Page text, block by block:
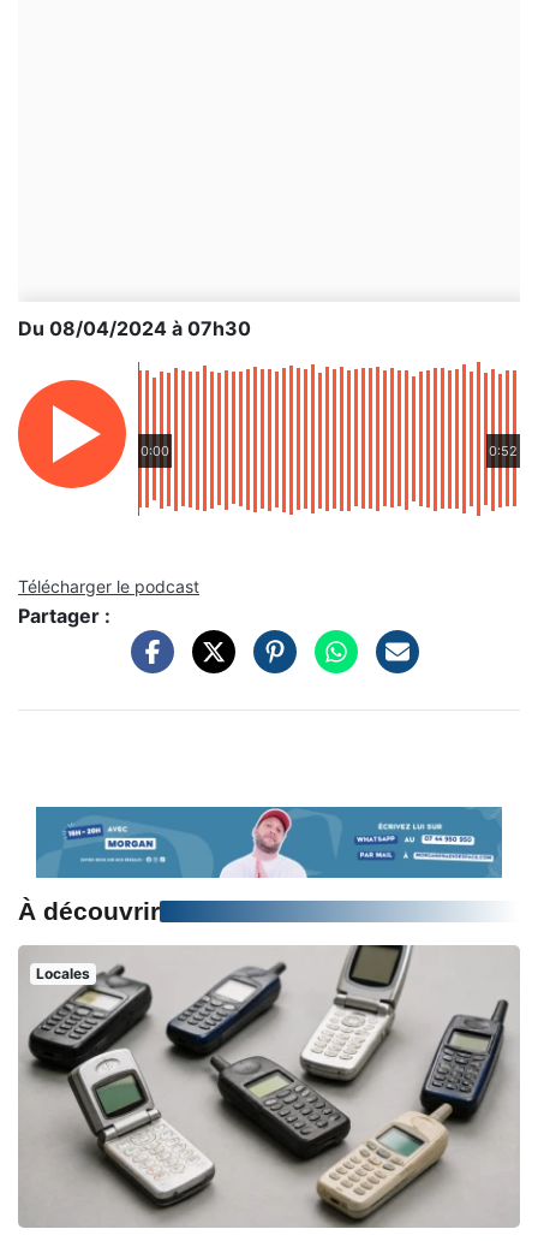
Du 08/04/2024 à 07h30
0:00 0:52
Télécharger le podcast
Partager :
À découvrir
Locales